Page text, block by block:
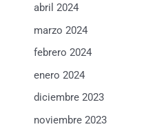
abril 2024
marzo 2024
febrero 2024
enero 2024
diciembre 2023
noviembre 2023